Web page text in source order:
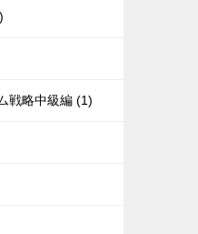
戦略中級編 (1)